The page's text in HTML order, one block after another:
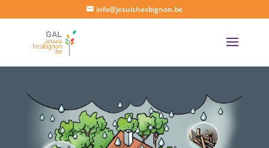
info@jesuishesbignon.be